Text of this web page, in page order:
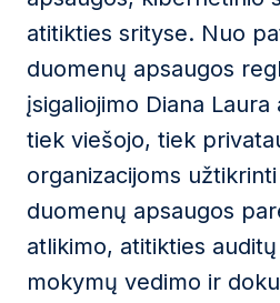
Ši svetainė yra saugoma
taikomos „Google“privatumo
teikimo sąlygos
Siųsti žinutę
atitikties srityse. Nuo
duomenų apsaugos
įsigaliojimo Diana
tiek viešojo, tiek
organizacijoms
duomenų apsaugos
atlikimo, atitikties
mokymų vedimo ir